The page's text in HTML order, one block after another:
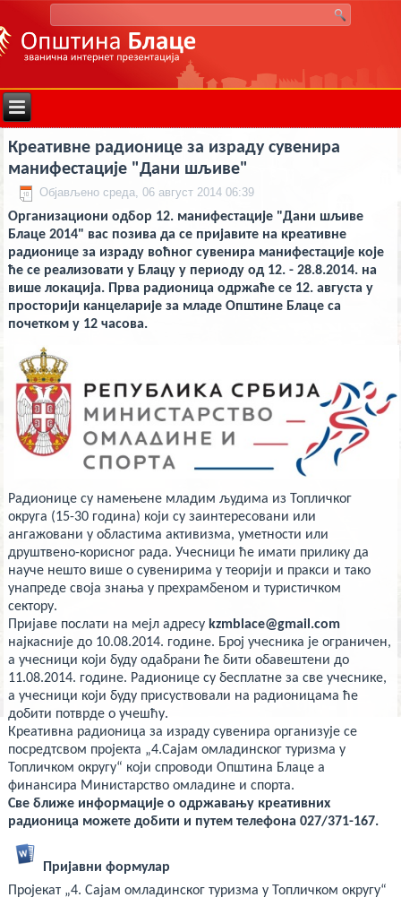
bonusu
siteler
deneme
bonusu
deneme
bonusu
veren
siteler
2024
deneme
bonusu
veren
bahis
veren
bahis
siteleri
deneme
bonusu
veren
yeni
siteler
veren
casino
siteleri
Yeni
Bonus
Veren
Siteler
Креативне радионице за израду сувенира
манифестације "Дани шљиве"
Објављено среда, 06 август 2014 06:39
Организациони одбор 12. манифестације "Дани шљиве
Блаце 2014" вас позива да се пријавите на креативнe
радионицe за израду воћног сувенира манифестације којe
ће се реализовати у Блацу у периоду од 12. - 28.8.2014. на
више локација. Прва радионица одржаће се 12. августа у
просторији канцеларије за младе Општине Блаце са
почетком у 12 часова.
Радионице су намењене младим људима из Топличког
округа (15-30 година) који су заинтересовани или
ангажовани у областима активизма, уметности или
друштвено-корисног рада. Учесници ће имати прилику да
науче нешто више о сувенирима у теорији и пракси и тако
унапреде своја знања у прехрамбеном и туристичком
сектору.
Пријаве послати на мејл адресу kzmblace@gmail.com
најкасније до 10.08.2014. године. Број учесника је ограничен,
а учесници који буду одабрани ће бити обавештени до
11.08.2014. године. Радионице су бесплатне за све учеснике,
а учесници који буду присуствовали на радионицама ће
добити потврде о учешћу.
Креативна радионица за израду сувенира организује се
посредтсвом пројекта „4.Сајам омладинског туризма у
Топличком округу“ који спроводи Општина Блаце а
финансира Министарство омладине и спорта.
Све ближе информације о одржавању креативних
радионица можете добити и путем телефона 027/371-167.
Пријавни формулар
Пројекат „4. Сајам омладинског туризма у Топличком округу“